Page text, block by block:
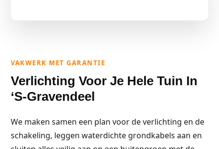
VAKWERK MET GARANTIE
Verlichting Voor Je Hele Tuin In
‘s-Gravendeel
We maken samen een plan voor de verlichting en de
schakeling, leggen waterdichte grondkabels aan en